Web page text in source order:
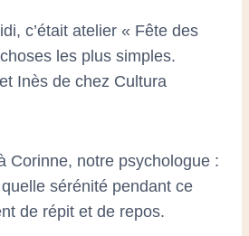
c’était atelier « Fête des
les plus simples.
Inès de chez Cultura
Corinne, notre psychologue :
sérénité pendant ce
de répit et de repos.